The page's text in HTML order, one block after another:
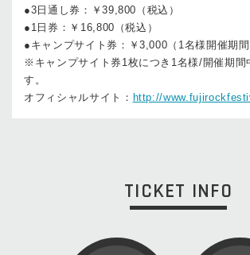
●3日通し券：￥39,800（税込）
●1日券：￥16,800（税込）
●キャンプサイト券：￥3,000（1名様開催期間
※キャンプサイト券1枚につき1名様/開催期間
す。
オフィシャルサイト： http://
TICKET INFO